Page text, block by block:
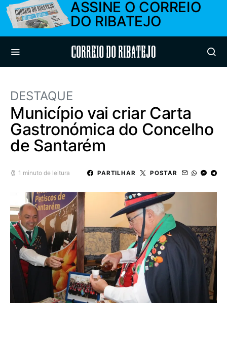
ASSINE O CORREIO
DO RIBATEJO
Correio do Ribatejo
DESTAQUE
Município vai criar Carta
Gastronómica do Concelho
de Santarém
1 minuto de leitura PARTILHAR POSTAR